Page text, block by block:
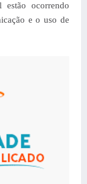
ocorrendo
e o uso de